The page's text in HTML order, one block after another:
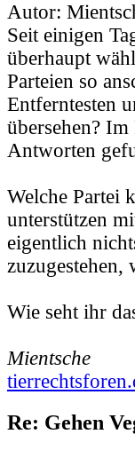
Autor:
Seit einigen
überhaupt
Parteien so
Entferntesten
übersehen?
Antworten
Welche Partei
unterstützen
eigentlich
Wie seht ihr
Mientsche
Re: Gehen